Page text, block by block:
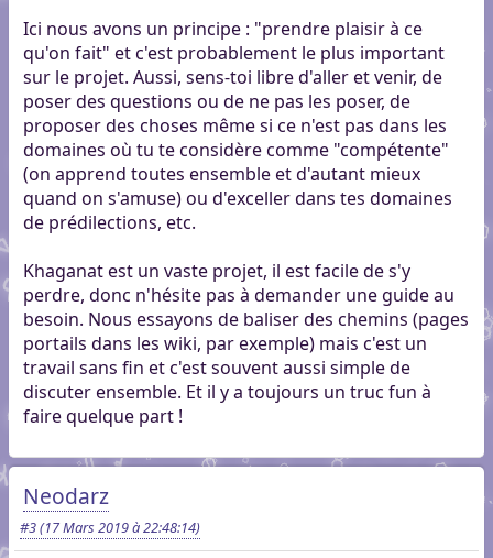
Ici nous avons un principe : "prendre plaisir à ce
qu'on fait" et c'est probablement le plus important
sur le projet. Aussi, sens-toi libre d'aller et venir, de
poser des questions ou de ne pas les poser, de
proposer des choses même si ce n'est pas dans les
domaines où tu te considère comme "compétente"
(on apprend toutes ensemble et d'autant mieux
quand on s'amuse) ou d'exceller dans tes domaines
de prédilections, etc.
Khaganat est un vaste projet, il est facile de s'y
perdre, donc n'hésite pas à demander une guide au
besoin. Nous essayons de baliser des chemins (pages
portails dans les wiki, par exemple) mais c'est un
travail sans fin et c'est souvent aussi simple de
discuter ensemble. Et il y a toujours un truc fun à
faire quelque part !
Neodarz
#3(17 Mars 2019 à 22:48:14)